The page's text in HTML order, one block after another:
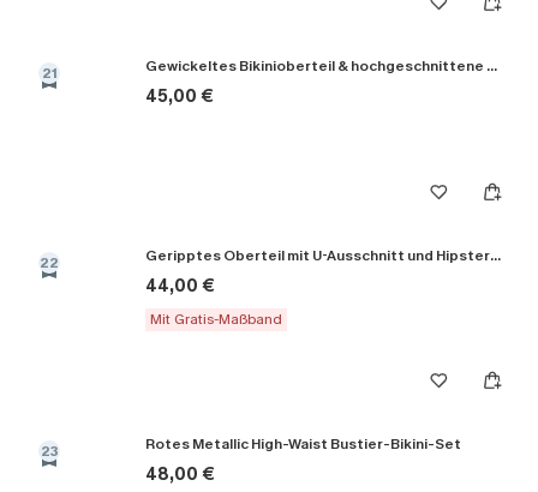
21 Gewickeltes Bikinioberteil & hochgeschnittene Bikinihose
45,00 €
22 Geripptes Oberteil mit U-Ausschnitt und Hipster-Bikini-Set
44,00 €
Mit Gratis-Maßband
23 Rotes Metallic High-Waist Bustier-Bikini-Set
48,00 €